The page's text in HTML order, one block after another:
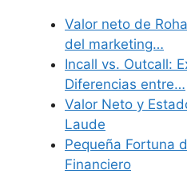
Valor neto de
del marketing…
Incall vs. Outcall:
Diferencias entre…
Valor Neto y
Laude
Pequeña Fortuna
Financiero